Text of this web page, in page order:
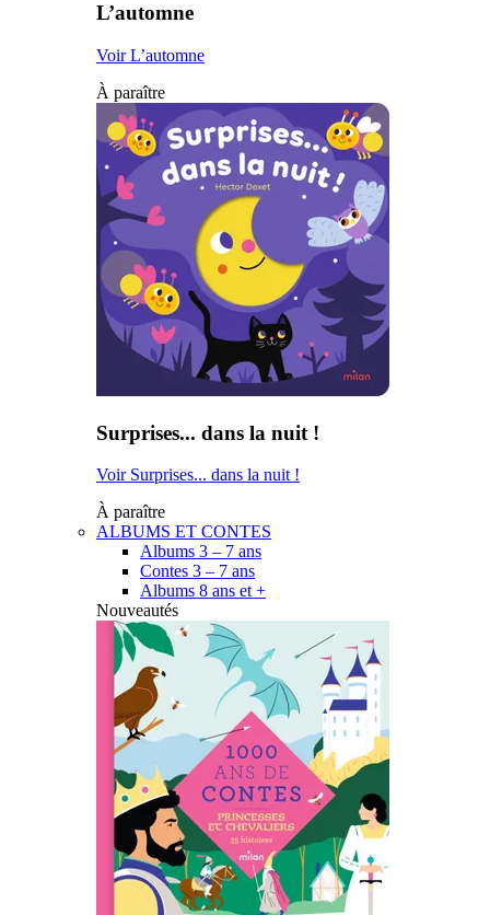
L’automne
Voir L’automne
À paraître
Surprises... dans la nuit !
Voir Surprises... dans la nuit !
À paraître
ALBUMS ET CONTES
Albums 3 – 7 ans
Contes 3 – 7 ans
Albums 8 ans et +
Nouveautés